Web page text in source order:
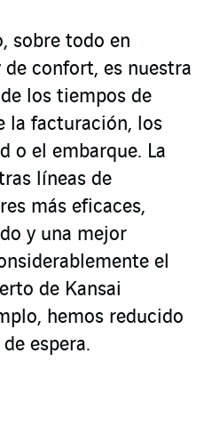
sobre todo en
confort, es nuestra
los tiempos de
la facturación, los
o el embarque. La
líneas de
más eficaces,
y una mejor
el
de Kansai
hemos reducido
espera.